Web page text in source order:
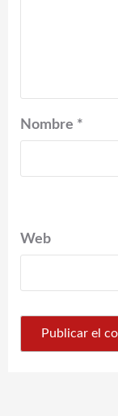
Nombre *
Web